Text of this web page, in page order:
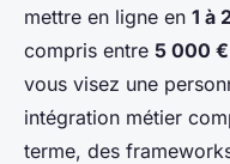
mettre en ligne en 1 à
compris entre 5 000
vous visez une
intégration métier
terme, des